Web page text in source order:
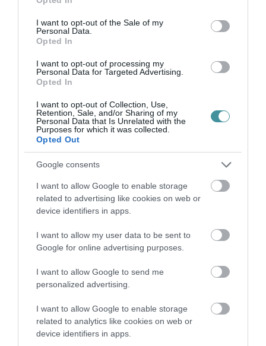
use your data for below specified purposes in below Google
consent section.
I want to opt-out of the Sale of my
Personal Data.
Opted In
I want to opt-out of processing my
Personal Data for Targeted Advertising.
Opted In
I want to opt-out of Collection, Use,
Retention, Sale, and/or Sharing of my
Personal Data that Is Unrelated with the
Purposes for which it was collected.
Opted Out
Google consents
I want to allow Google to enable storage
related to advertising like cookies on web or
device identifiers in apps.
I want to allow my user data to be sent to
Google for online advertising purposes.
I want to allow Google to send me
personalized advertising.
I want to allow Google to enable storage
related to analytics like cookies on web or
device identifiers in apps.
VISSZA A FŐOLDALRA
Legfrissebb híreink
MENTŐK IS A HELYSZÍNRE ÉRKE...
2026. augusztus 06
HÍREK A GARÁZSBÓL: CHERY TIGGO 9
PHEV LUXURY – A KÍNAI PR...
2026. augusztus 06|Barta Autó
LAKÓÉPÜLETEK LÁNGOLTAK SZERDÁN
2026. augusztus 06